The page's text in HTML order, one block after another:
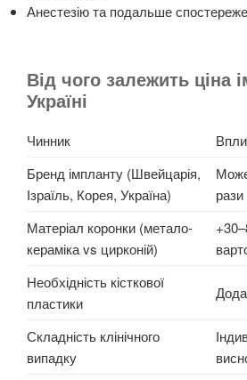
Анестезію та подальше
Від чого залежить ціна
Україні
Чинник
Бренд імпланту (Швейцарія,
Ізраїль, Корея, Україна)
рази
Матеріал коронки (метало-
кераміка vs цирконій)
Необхідність кісткової
пластики
Складність клінічного
випадку